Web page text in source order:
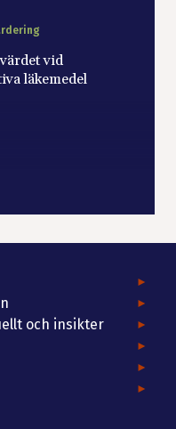
vid
läkemedel
och insikter